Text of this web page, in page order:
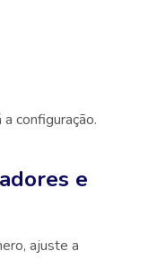
configuração.
e
ajuste a